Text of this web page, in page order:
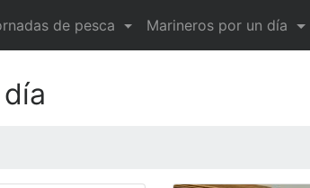
de pesca Marineros por un día